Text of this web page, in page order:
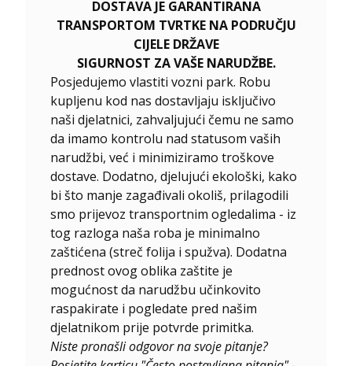
DOSTAVA JE GARANTIRANA
TRANSPORTOM TVRTKE NA PODRUČJU
CIJELE DRŽAVE
SIGURNOST ZA VAŠE NARUDŽBE.
Posjedujemo vlastiti vozni park. Robu
kupljenu kod nas dostavljaju isključivo
naši djelatnici, zahvaljujući čemu ne samo
da imamo kontrolu nad statusom vaših
narudžbi, već i minimiziramo troškove
dostave. Dodatno, djelujući ekološki, kako
bi što manje zagađivali okoliš, prilagodili
smo prijevoz transportnim ogledalima - iz
tog razloga naša roba je minimalno
zaštićena (streč folija i spužva). Dodatna
prednost ovog oblika zaštite je
mogućnost da narudžbu učinkovito
raspakirate i pogledate pred našim
djelatnikom prije potvrde primitka.
Niste pronašli odgovor na svoje pitanje?